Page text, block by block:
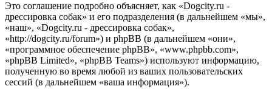
Это соглашение подробно объясняет, как «Dogcity.ru -
дрессировка собак» и его подразделения (в дальнейшем «мы»,
«наш», «Dogcity.ru - дрессировка собак»,
«http://dogcity.ru/forum») и phpBB (в дальнейшем «они»,
«программное обеспечение phpBB», «www.phpbb.com»,
«phpBB Limited», «phpBB Teams») используют информацию,
полученную во время любой из ваших пользовательских
сессий (в дальнейшем «ваша информация»).